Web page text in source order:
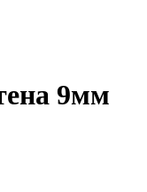
9мм